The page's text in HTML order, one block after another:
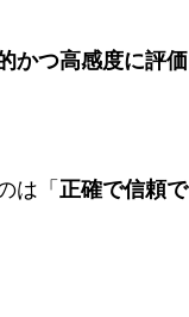
かつ高感度に評価
は「正確で信頼で